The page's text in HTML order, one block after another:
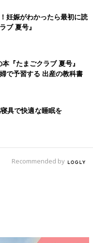
わる必要があるため、ま
ストレッチなどから始め
もよいか、病院の先生に
りにくいのでいいと思い
健診のときにかかりつけ
安全かと思います。
ときなどにDVDを見なが
ットも、出産のときに使
おなかがはったりするよ
ます。
妊娠がわかったら最初に読
ブ 夏号』
『たまごクラブ 夏号』
で予習する 出産の教科書
具で快適な睡眠を
Recommended by